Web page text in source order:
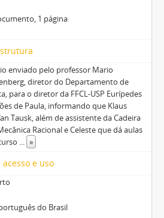
1 página
enviado pelo professor Mario
diretor do Departamento de
para o diretor da FFCL-USP Eurípedes
de Paula, informando que Klaus
Tausk, além de assistente da Cadeira
Racional e Celeste que dá aulas
... »
e uso
do Brasil